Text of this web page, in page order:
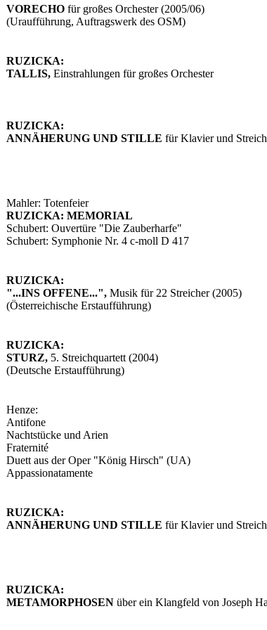
VORECHO für großes Orchester (2005/06)
(Uraufführung, Auftragswerk des OSM)
RUZICKA:
TALLIS, Einstrahlungen für großes Orchester
RUZICKA:
ANNÄHERUNG UND STILLE für Klavier und
Mahler: Totenfeier
RUZICKA: MEMORIAL
Schubert: Ouvertüre "Die Zauberharfe"
Schubert: Symphonie Nr. 4 c-moll D 417
RUZICKA:
"...INS OFFENE...", Musik für 22 Streicher (2005)
(Österreichische Erstaufführung)
RUZICKA:
STURZ, 5. Streichquartett (2004)
(Deutsche Erstaufführung)
Henze:
Antifone
Nachtstücke und Arien
Fraternité
Duett aus der Oper "König Hirsch" (UA)
Appassionatamente
RUZICKA:
ANNÄHERUNG UND STILLE für Klavier und
RUZICKA:
METAMORPHOSEN über ein Klangfeld von Joseph